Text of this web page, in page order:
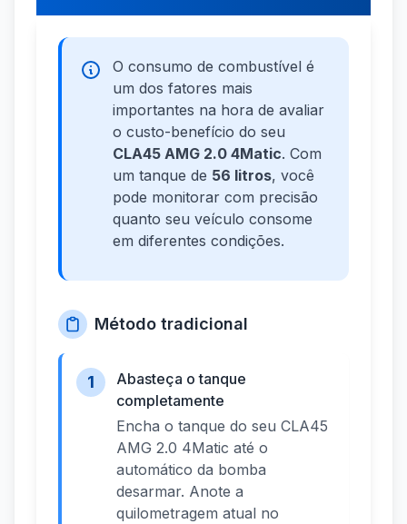
O consumo de combustível é
um dos fatores mais
importantes na hora de avaliar
o custo-benefício do seu
CLA45 AMG 2.0 4Matic. Com
um tanque de 56 litros, você
pode monitorar com precisão
quanto seu veículo consome
em diferentes condições.
Método tradicional
1
Abasteça o tanque
completamente
Encha o tanque do seu CLA45
AMG 2.0 4Matic até o
automático da bomba
desarmar. Anote a
quilometragem atual no